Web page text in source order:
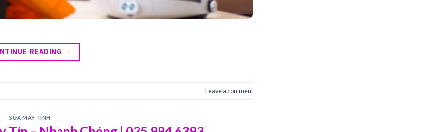
READING →
Leave a comment
SỬA MÁY TÍNH